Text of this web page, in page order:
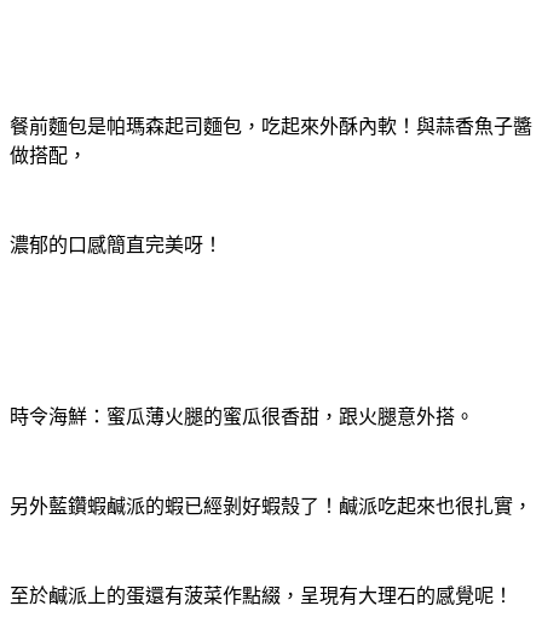
餐前麵包是帕瑪森起司麵包，吃起來外酥內軟！與蒜香魚子醬
做搭配，
濃郁的口感簡直完美呀！
時令海鮮：蜜瓜薄火腿的蜜瓜很香甜，跟火腿意外搭。
另外藍鑽蝦鹹派的蝦已經剝好蝦殼了！鹹派吃起來也很扎實，
至於鹹派上的蛋還有菠菜作點綴，呈現有大理石的感覺呢！